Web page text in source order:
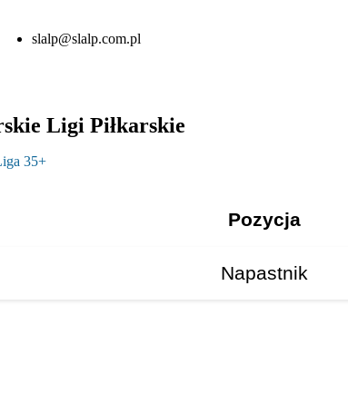
slalp@slalp.com.pl
Ligi Piłkarskie
35+
Pozycja
Napastnik